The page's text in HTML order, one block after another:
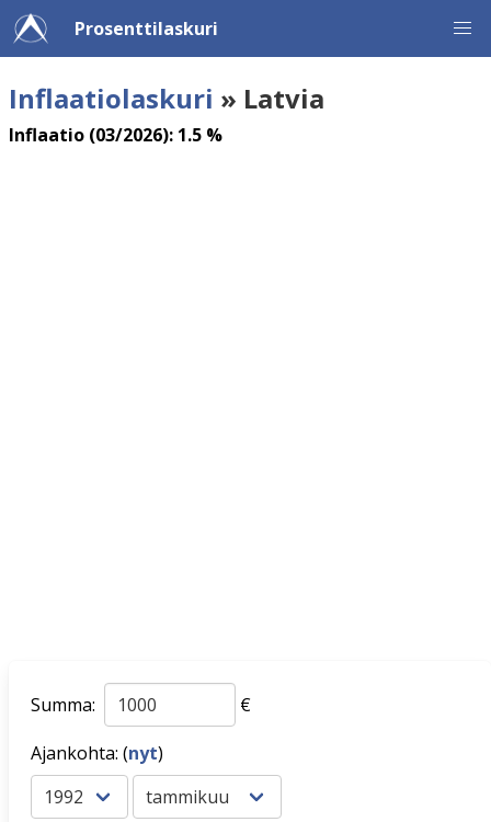
Prosenttilaskuri
Inflaatiolaskuri » Latvia
Inflaatio (03/2026): 1.5 %
Summa:
€
Ajankohta: (nyt)